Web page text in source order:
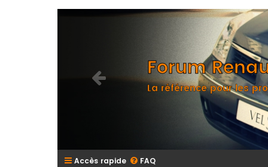
Forum
La référence pour les
Accès rapide FAQ